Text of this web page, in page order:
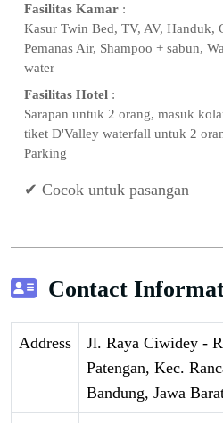
Fasilitas Kamar :
Kasur Twin Bed, TV, AV, Handuk,
Pemanas Air, Shampoo + sabun,
water
Fasilitas Hotel :
Sarapan untuk 2 orang, masuk
tiket D'Valley waterfall untuk 2
Parking
✔ Cocok untuk pasangan
Contact
Address
Jl. Raya Ciwidey -
Patengan, Kec.
Bandung, Jawa